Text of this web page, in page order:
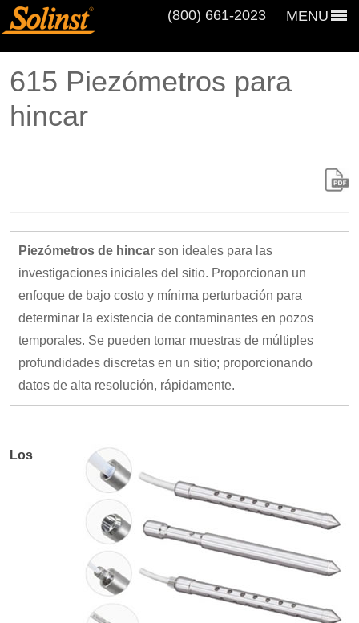
MENU
(800) 661‑2023
615 Piezómetros para
hincar
Piezómetros de hincar son ideales para las
investigaciones iniciales del sitio. Proporcionan un
enfoque de bajo costo y mínima perturbación para
determinar la existencia de contaminantes en pozos
temporales. Se pueden tomar muestras de múltiples
profundidades discretas en un sitio; proporcionando
datos de alta resolución, rápidamente.
Los